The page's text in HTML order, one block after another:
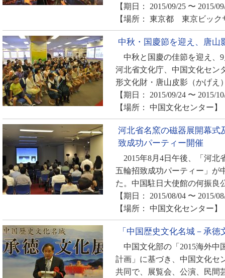
【期日： 2015/09/25 〜 2015/
【場所： 東京都 東京ビック
中秋・国慶節を迎え、唐山
中秋と国慶の佳節を迎え、9
河北省文化庁、中国文化セン
形文化財・唐山皮影（かげ
【期日： 2015/09/24 〜 2015/
【場所： 中国文化センター】
河北省名窯の磁器展開幕式
致成功パーティー開催
2015年8月4日午後、「河北
五輪招致成功パーティー」が
た。中国駐日大使館の何振
【期日： 2015/08/04 〜 2015/
【場所： 中国文化センター】
「中国歴史文化名城－承徳
中国文化部の「2015海外中
計画」に基づき、中国文化セ
共同で、展覧会、公演、民